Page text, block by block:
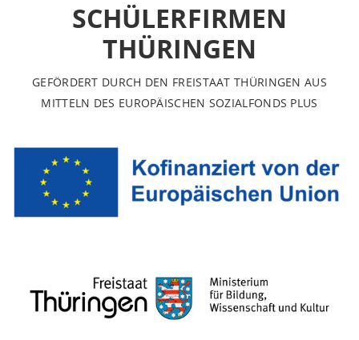
SCHÜLERFIRMEN
THÜRINGEN
GEFÖRDERT DURCH DEN FREISTAAT THÜRINGEN AUS
MITTELN DES EUROPÄISCHEN SOZIALFONDS PLUS